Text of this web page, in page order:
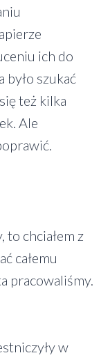
ich do
było szukać
też kilka
Ale
to chciałem z
całemu
pracowaliśmy.
w